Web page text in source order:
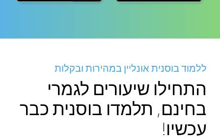
ללמוד בוסנית אונליין במהירות ובקלות
התחילו שיעורים לגמרי
בחינם, תלמדו בוסנית כבר
עכשיו!